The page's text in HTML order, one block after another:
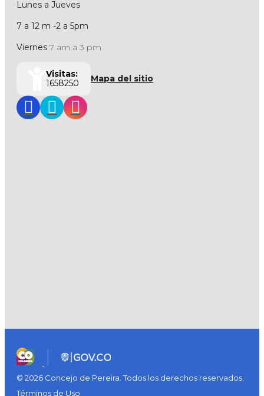
Lunes a Jueves
7 a 12 m -2 a 5pm
Viernes 7 am a 3 pm
Visitas:
1658250
Mapa del sitio
© 2026 Concejo de Pereira. Todos los derechos reservados.
Términos de Uso